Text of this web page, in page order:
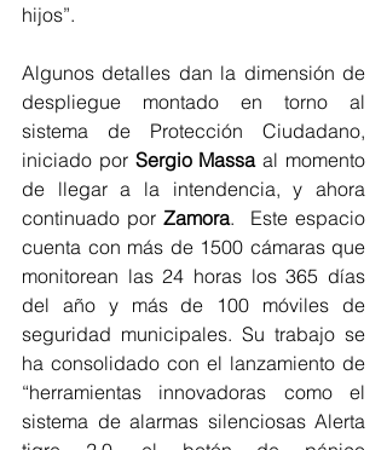
hijos”.
Algunos detalles dan la dimensión de
despliegue montado en torno al
sistema de Protección Ciudadano,
iniciado por Sergio Massa al momento
de llegar a la intendencia, y ahora
continuado por Zamora.  Este espacio
cuenta con más de 1500 cámaras que
monitorean las 24 horas los 365 días
del año y más de 100 móviles de
seguridad municipales. Su trabajo se
ha consolidado con el lanzamiento de
“herramientas innovadoras como el
sistema de alarmas silenciosas Alerta